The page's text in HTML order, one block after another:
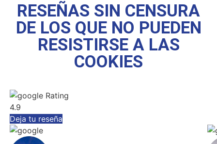
RESEÑAS SIN CENSURA
DE LOS QUE NO PUEDEN
RESISTIRSE A LAS
COOKIES
Rating
4.9
Deja tu reseña